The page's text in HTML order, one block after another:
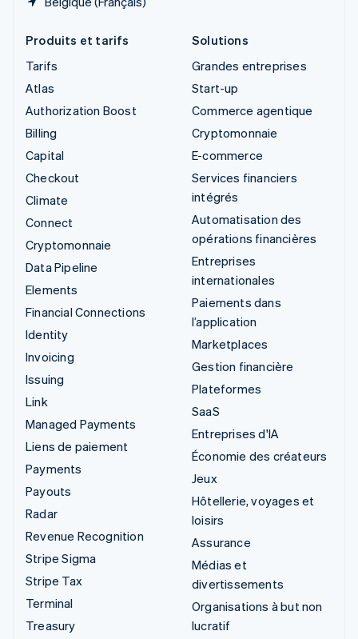
Produits et tarifs
Tarifs
Atlas
Authorization Boost
Billing
Capital
Checkout
Climate
Connect
Cryptomonnaie
Data Pipeline
Elements
Financial Connections
Identity
Invoicing
Issuing
Link
Managed Payments
Liens de paiement
Payments
Payouts
Radar
Revenue Recognition
Stripe Sigma
Stripe Tax
Terminal
Treasury
Solutions
Grandes entreprises
Start-up
Commerce agentique
Cryptomonnaie
E-commerce
Services financiers
intégrés
Automatisation des
opérations financières
Entreprises
internationales
Paiements dans
l’application
Marketplaces
Gestion financière
Plateformes
SaaS
Entreprises d'IA
Économie des créateurs
Jeux
Hôtellerie, voyages et
loisirs
Assurance
Médias et
divertissements
Organisations à but non
lucratif